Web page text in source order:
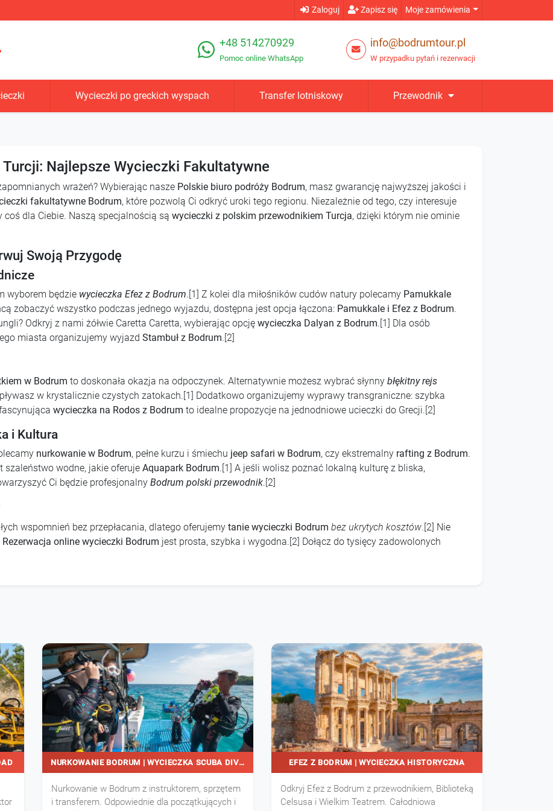
Zaloguj Zapisz się Moje zamówienia
+48 514270929
Pomoc online WhatsApp
info@bodrumtour.pl
W przypadku pytań i rezerwacji
Wycieczki po greckich wyspach Transfer lotniskowy Przewodnik
Najlepsze Wycieczki Fakultatywne
wrażeń? Wybierając nasze Polskie biuro podróży Bodrum, masz gwarancję najwyższej jakości i
fakultatywne Bodrum, które pozwolą Ci odkryć uroki tego regionu. Niezależnie od tego, czy interesuje
dla Ciebie. Naszą specjalnością są wycieczki z polskim przewodnikiem Turcja, dzięki którym nie ominie
Swoją Przygodę
wyborem będzie wycieczka Efez z Bodrum.[1] Z kolei dla miłośników cudów natury polecamy Pamukkale
zobaczyć wszystko podczas jednego wyjazdu, dostępna jest opcja łączona: Pamukkale i Efez z Bodrum.
Odkryj z nami żółwie Caretta Caretta, wybierając opcję wycieczka Dalyan z Bodrum.[1] Dla osób
miasta organizujemy wyjazd Stambuł z Bodrum.[2]
w Bodrum to doskonała okazja na odpoczynek. Alternatywnie możesz wybrać słynny błękitny rejs
w krystalicznie czystych zatokach.[1] Dodatkowo organizujemy wyprawy transgraniczne: szybka
wycieczka na Rodos z Bodrum to idealne propozycje na jednodniowe ucieczki do Grecji.[2]
i Kultura
nurkowanie w Bodrum, pełne kurzu i śmiechu jeep safari w Bodrum, czy ekstremalny rafting z Bodrum.
wodne, jakie oferuje Aquapark Bodrum.[1] A jeśli wolisz poznać lokalną kulturę z bliska,
Ci będzie profesjonalny Bodrum polski przewodnik.[2]
wspomnień bez przepłacania, dlatego oferujemy tanie wycieczki Bodrum bez ukrytych kosztów.[2] Nie
Rezerwacja online wycieczki Bodrum jest prosta, szybka i wygodna.[2] Dołącz do tysięcy zadowolonych
NURKOWANIE BODRUM | WYCIECZKA SCUBA DIVING
Nurkowanie w Bodrum z instruktorem, sprzętem
i transferem. Odpowiednie dla początkujących i
EFEZ Z BODRUM | WYCIECZKA HISTORYCZNA
Odkryj Efez z Bodrum z przewodnikiem, Biblioteką
Celsusa i Wielkim Teatrem. Całodniowa